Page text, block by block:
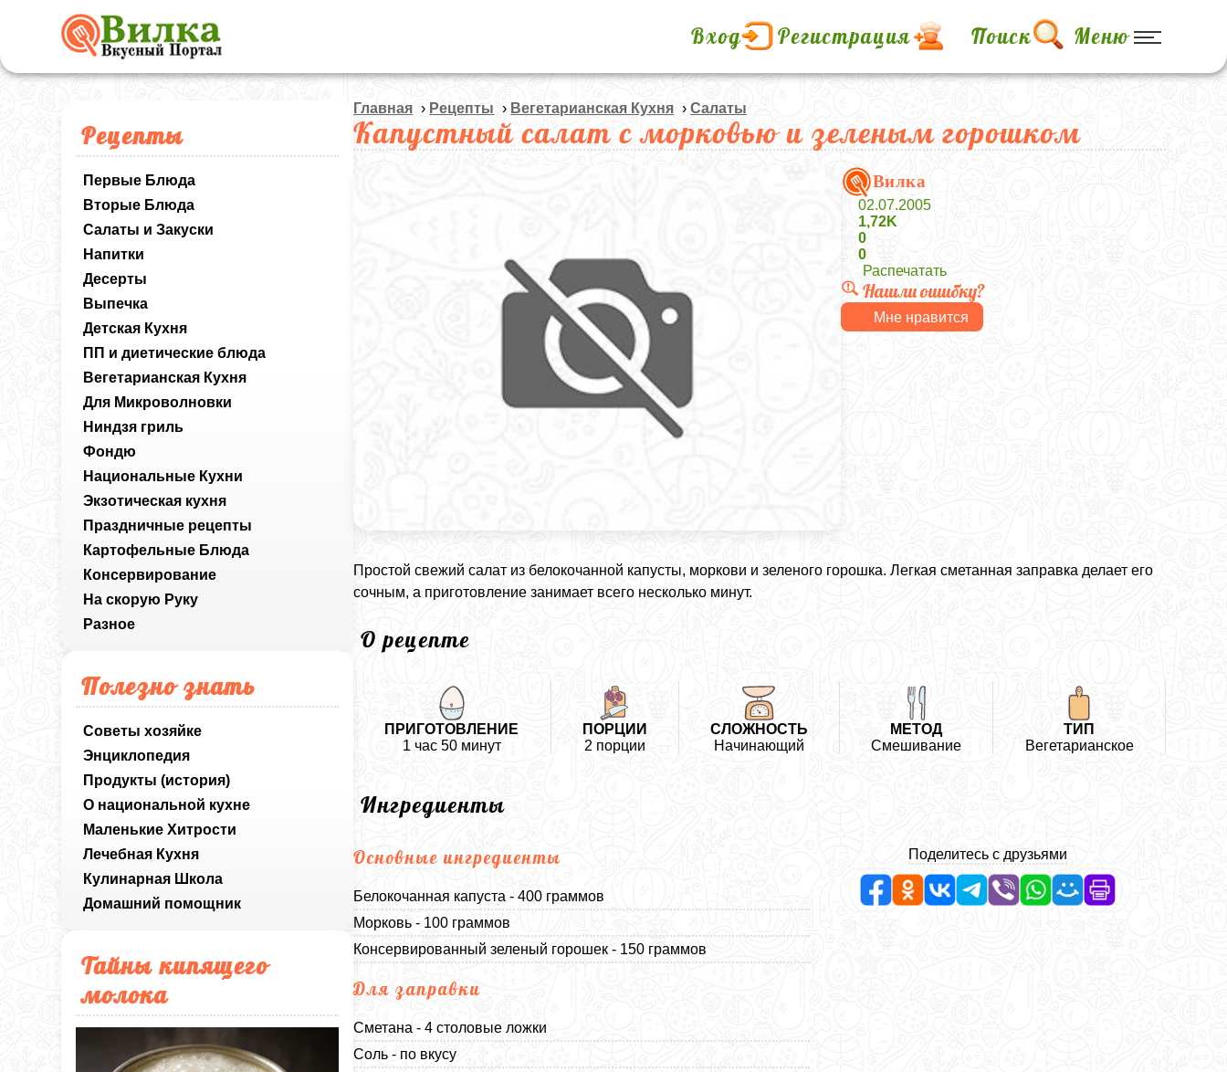
Вход Регистрация Поиск Меню
Рецепты
Первые Блюда
Вторые Блюда
Салаты и Закуски
Напитки
Десерты
Выпечка
Детская Кухня
ПП и диетические блюда
Вегетарианская Кухня
Для Микроволновки
Ниндзя гриль
Фондю
Национальные Кухни
Экзотическая кухня
Праздничные рецепты
Картофельные Блюда
Консервирование
На скорую Руку
Разное
Полезно знать
Советы хозяйке
Энциклопедия
Продукты (история)
О национальной кухне
Маленькие Хитрости
Лечебная Кухня
Кулинарная Школа
Домашний помощник
Тайны кипящего
молока
Главная › Рецепты › Вегетарианская Кухня ›Салаты
Капустный салат с морковью и зеленым горошком
Вилка
02.07.2005
1,72K
0
0
Распечатать
Нашли ошибку?
Мне нравится
Простой свежий салат из белокочанной капусты, моркови и зеленого горошка. Легкая сметанная заправка делает его
сочным, а приготовление занимает всего несколько минут.
О рецепте
ПРИГОТОВЛЕНИЕ
1 час 50 минут
ПОРЦИИ
2 порции
СЛОЖНОСТЬ
Начинающий
МЕТОД
Смешивание
ТИП
Вегетарианское
Ингредиенты
Основные ингредиенты
Белокочанная капуста - 400 граммов
Морковь - 100 граммов
Консервированный зеленый горошек - 150 граммов
Для заправки
Сметана - 4 столовые ложки
Соль - по вкусу
Поделитесь с друзьями